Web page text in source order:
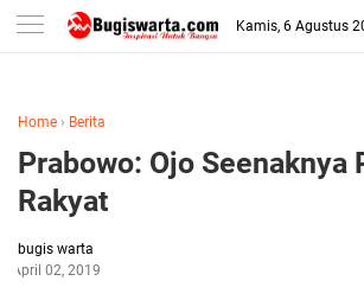
-->
Kamis, 6 Agustus
Home › Berita
Prabowo: Ojo Seenaknya
Rakyat
bugis warta
April 02, 2019